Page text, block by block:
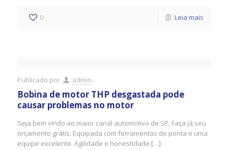
0 Leia mais
Publicado por admin
Bobina de motor THP desgastada pode
causar problemas no motor
Seja bem vindo ao maior canal automotivo de SP, Faça já seu
orçamento grátis. Equipada com ferramentas de ponta e uma
equipe excelente. Agilidade e honestidade […]